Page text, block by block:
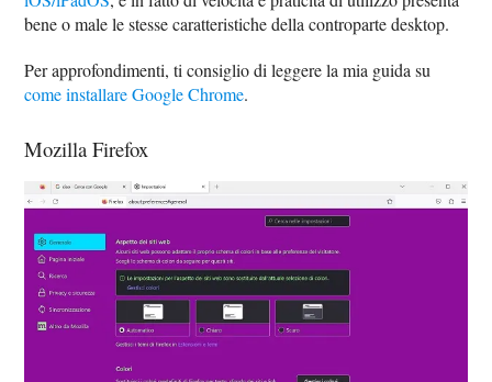
bene o male le stesse caratteristiche della controparte desktop.
Per approfondimenti, ti consiglio di leggere la mia guida su
come installare Google Chrome.
Mozilla Firefox